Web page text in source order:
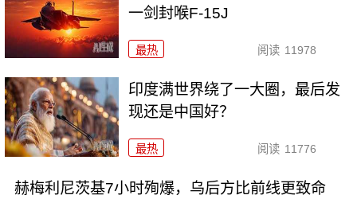
一剑封喉F-15J
最热 阅读 11978
印度满世界绕了一大圈，最后发
现还是中国好？
最热 阅读 11776
赫梅利尼茨基7小时殉爆，乌后方比前线更致命